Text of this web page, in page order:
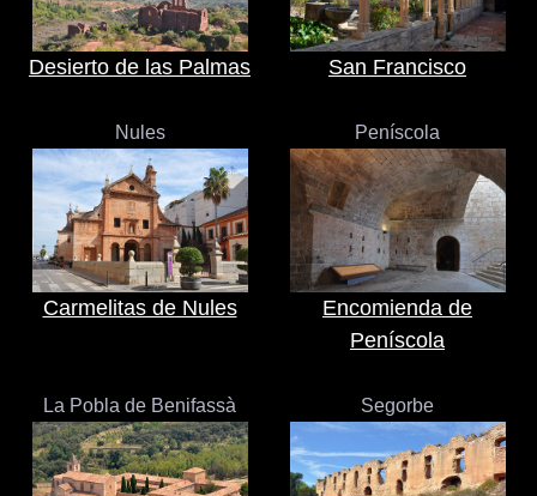
Desierto de las Palmas San Francisco
Nules
Carmelitas de Nules
Peníscola
Encomienda de
Peníscola
La Pobla de Benifassà Segorbe